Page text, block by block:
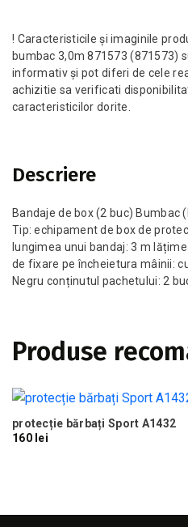
! Caracteristicile și imaginile
bumbac 3,0m 871573 (871573)
informativ și pot diferi de cele
achizitie sa verificati
caracteristicilor dorite.
Descriere
Bandaje de box (2 buc) Bumbac
Tip: echipament de box de
lungimea unui bandaj: 3 m
de fixare pe încheietura mâinii:
Negru conținutul pachetului: 2
Produse
protecție bărbați Sport A1432
160 lei